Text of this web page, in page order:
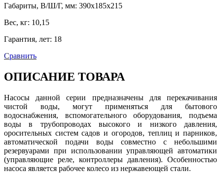
Габариты, В/Ш/Г, мм: 390x185x215
Вес, кг: 10,15
Гарантия, лет: 18
Сравнить
ОПИСАНИЕ ТОВАРА
Насосы данной серии предназначены для перекачивания
чистой воды, могут применяться для бытового
водоснабжения, вспомогательного оборудования, подъема
воды в трубопроводах высокого и низкого давления,
оросительных систем садов и огородов, теплиц и парников,
автоматической подачи воды совместно с небольшими
резервуарами при использовании управляющей автоматики
(управляющие реле, контроллеры давления). Особенностью
насоса является рабочее колесо из нержавеющей стали.